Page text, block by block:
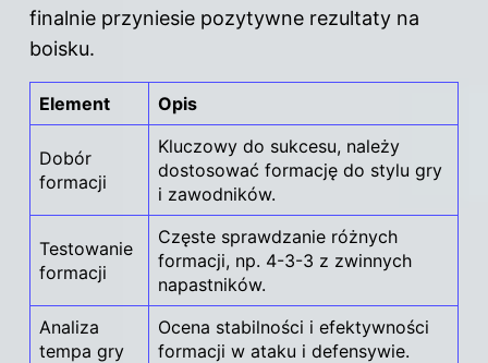
finalnie przyniesie pozytywne rezultaty na
boisku.
Element Opis
Dobór
formacji
Kluczowy do sukcesu, należy
dostosować formację do stylu gry
i zawodników.
Testowanie
formacji
Częste sprawdzanie różnych
formacji, np. 4-3-3 z zwinnych
napastników.
Analiza
tempa gry
Ocena stabilności i efektywności
formacji w ataku i defensywie.